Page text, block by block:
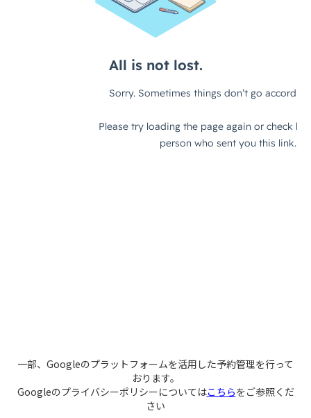
一部、Googleのプラットフォームを活用した予約管理を行って
おります。
Googleのプライバシーポリシーについてはこちらをご参照くだ
さい